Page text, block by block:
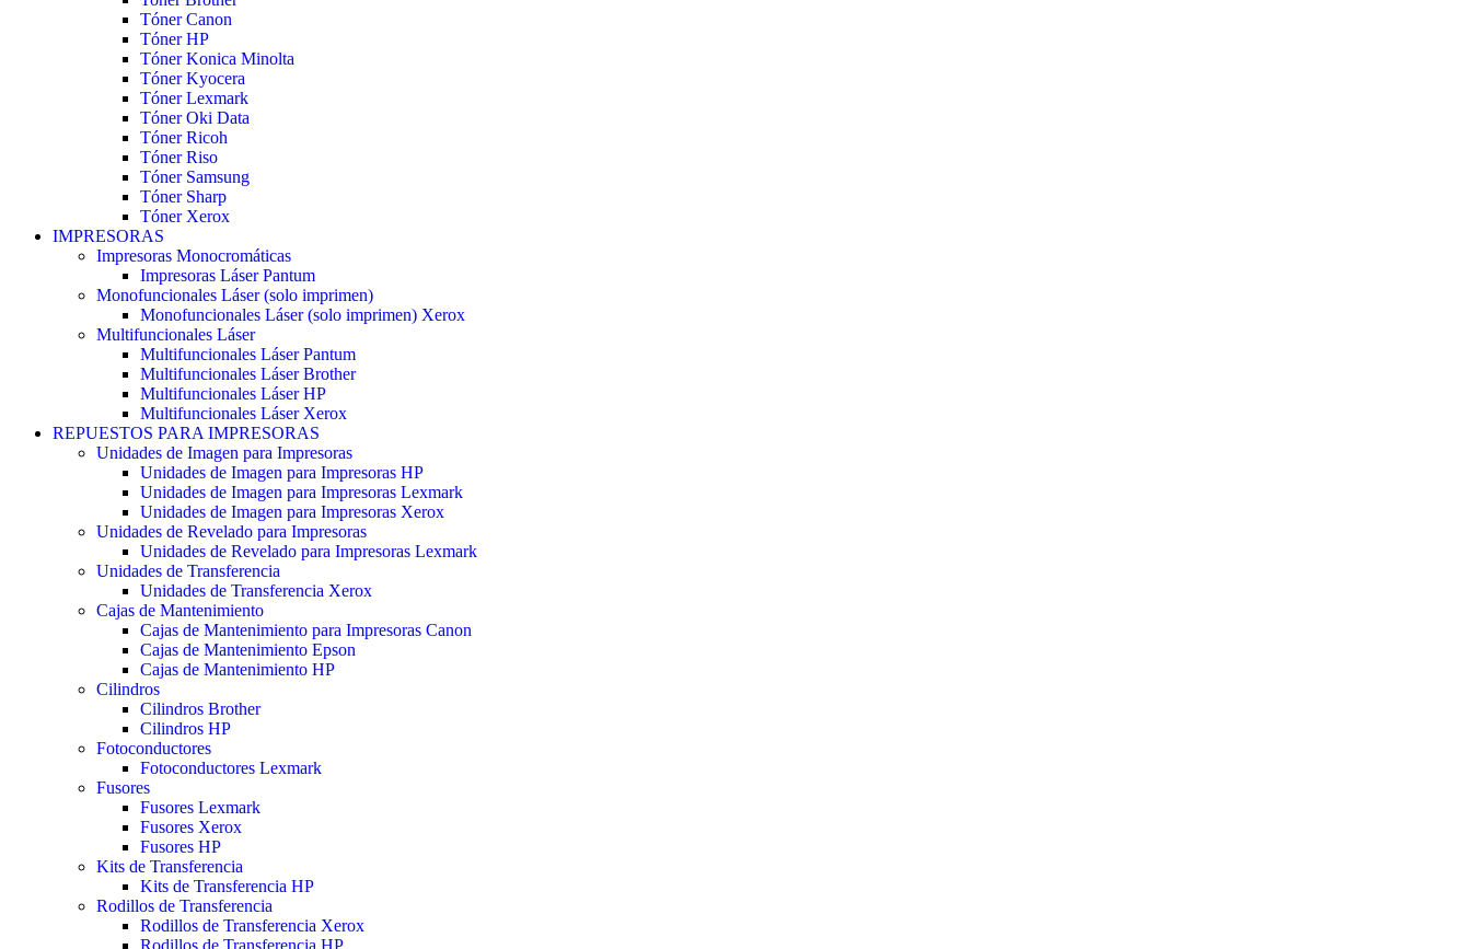
Tóner Canon
Tóner HP
Tóner Konica Minolta
Tóner Kyocera
Tóner Lexmark
Tóner Oki Data
Tóner Ricoh
Tóner Riso
Tóner Samsung
Tóner Sharp
Tóner Xerox
IMPRESORAS
Impresoras Monocromáticas
Impresoras Láser Pantum
Monofuncionales Láser (solo imprimen)
Monofuncionales Láser (solo imprimen) Xerox
Multifuncionales Láser
Multifuncionales Láser Pantum
Multifuncionales Láser Brother
Multifuncionales Láser HP
Multifuncionales Láser Xerox
REPUESTOS PARA IMPRESORAS
Unidades de Imagen para Impresoras
Unidades de Imagen para Impresoras HP
Unidades de Imagen para Impresoras Lexmark
Unidades de Imagen para Impresoras Xerox
Unidades de Revelado para Impresoras
Unidades de Revelado para Impresoras Lexmark
Unidades de Transferencia
Unidades de Transferencia Xerox
Cajas de Mantenimiento
Cajas de Mantenimiento para Impresoras Canon
Cajas de Mantenimiento Epson
Cajas de Mantenimiento HP
Cilindros
Cilindros Brother
Cilindros HP
Fotoconductores
Fotoconductores Lexmark
Fusores
Fusores Lexmark
Fusores Xerox
Fusores HP
Kits de Transferencia
Kits de Transferencia HP
Rodillos de Transferencia
Rodillos de Transferencia Xerox
Rodillos de Transferencia HP